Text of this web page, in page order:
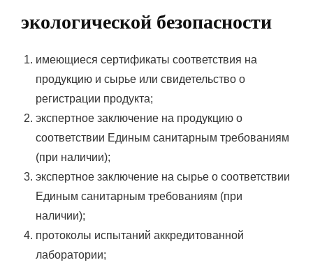
экологической безопасности
имеющиеся сертификаты соответствия на
продукцию и сырье или свидетельство о
регистрации продукта;
экспертное заключение на продукцию о
соответствии Единым санитарным требованиям
(при наличии);
экспертное заключение на сырье о соответствии
Единым санитарным требованиям (при
наличии);
протоколы испытаний аккредитованной
лаборатории;